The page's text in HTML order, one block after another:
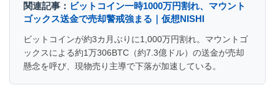
関連記事： ビットコイン一時1000万円割れ、マウント
ゴックス送金で売却警戒強まる｜仮想NISHI
ビットコインが約3カ月ぶりに1,000万円割れ。マウントゴ
ックスによる約1万306BTC（約7.3億ドル）の送金が売却
懸念を呼び、現物売り主導で下落が加速している。